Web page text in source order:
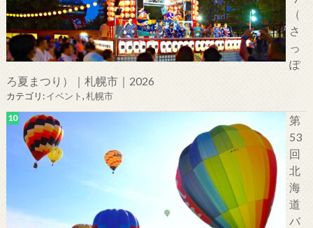
（
さ
っ
ぽ
ろ夏まつり）｜札幌市｜2026
カテゴリ:イベント,札幌市
第
53
回
北
海
道
バ